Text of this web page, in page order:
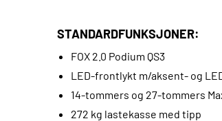
STANDARDFUNKSJONER:
FOX 2.0 Podium QS3
LED-frontlykt m/aksent- og
14-tommers og 27-tommers
272 kg lastekasse med tipp